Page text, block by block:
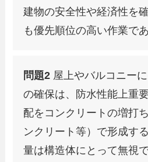
建物の安全性や経済性を
も優先順位の高い作業であ
問題2 屋上やバルコニー
の確保は、防水性能上重
配をコンクリートの増打
ンクリート等）で形成す
量は構造体にとって無視